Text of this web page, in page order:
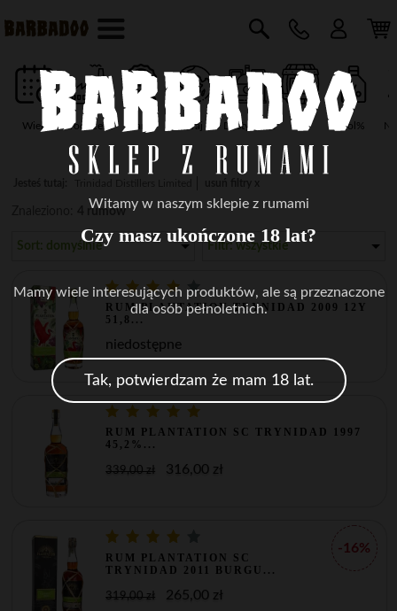
Producent Marka Kraj Destylarnia Typ vol%
Wiek
4 rumów
Sort: domyślnie Filtr: wszystkie
RUM PLANTATION TRYNIDAD 2009 12Y
51,8...
niedostępne
RUM PLANTATION SC TRYNIDAD 1997
45,2%...
339,00 zł 316,00 zł
-16%
RUM PLANTATION SC
TRYNIDAD 2011 BURGU...
319,00 zł 265,00 zł
Witamy w naszym sklepie z rumami
Czy masz ukończone 18 lat?
Mamy wiele interesujących produktów, ale są przeznaczone
dla osób pełnoletnich.
Tak, potwierdzam że mam 18 lat.